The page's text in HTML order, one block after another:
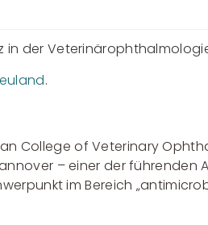
der
.
College of Veterinary
– einer der führenden
im Bereich